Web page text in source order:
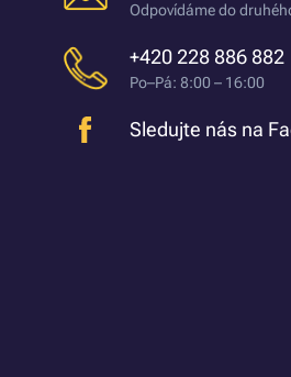
Odpovídáme do
+420 228 886 882
Po–Pá: 8:00 – 16:00
Sledujte nás na